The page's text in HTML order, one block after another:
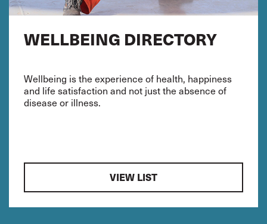
WELLBEING DIRECTORY
Wellbeing is the experience of health, happiness
and life satisfaction and not just the absence of
disease or illness.
VIEW LIST